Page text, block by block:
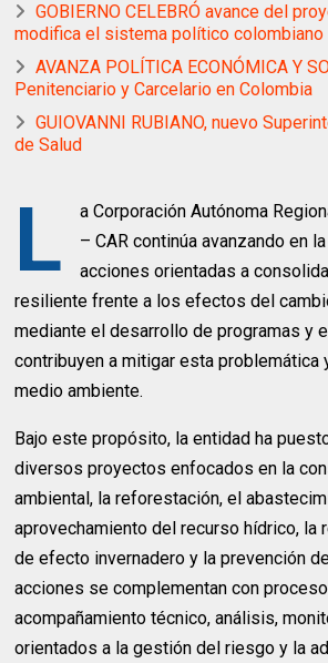
GOBIERNO CELEBRÓ avance del
modifica el sistema político colombiano
AVANZA POLÍTICA ECONÓMICA Y
Penitenciario y Carcelario en Colombia
GUIOVANNI RUBIANO, nuevo
de Salud
L
a Corporación Autónoma
– CAR continúa avanzando en
acciones orientadas a
resiliente frente a los efectos del
mediante el desarrollo de programas y
contribuyen a mitigar esta problemática
medio ambiente.
Bajo este propósito, la entidad ha
diversos proyectos enfocados en la
ambiental, la reforestación, el
aprovechamiento del recurso hídrico, la
de efecto invernadero y la prevención
acciones se complementan con
acompañamiento técnico, análisis,
orientados a la gestión del riesgo y la